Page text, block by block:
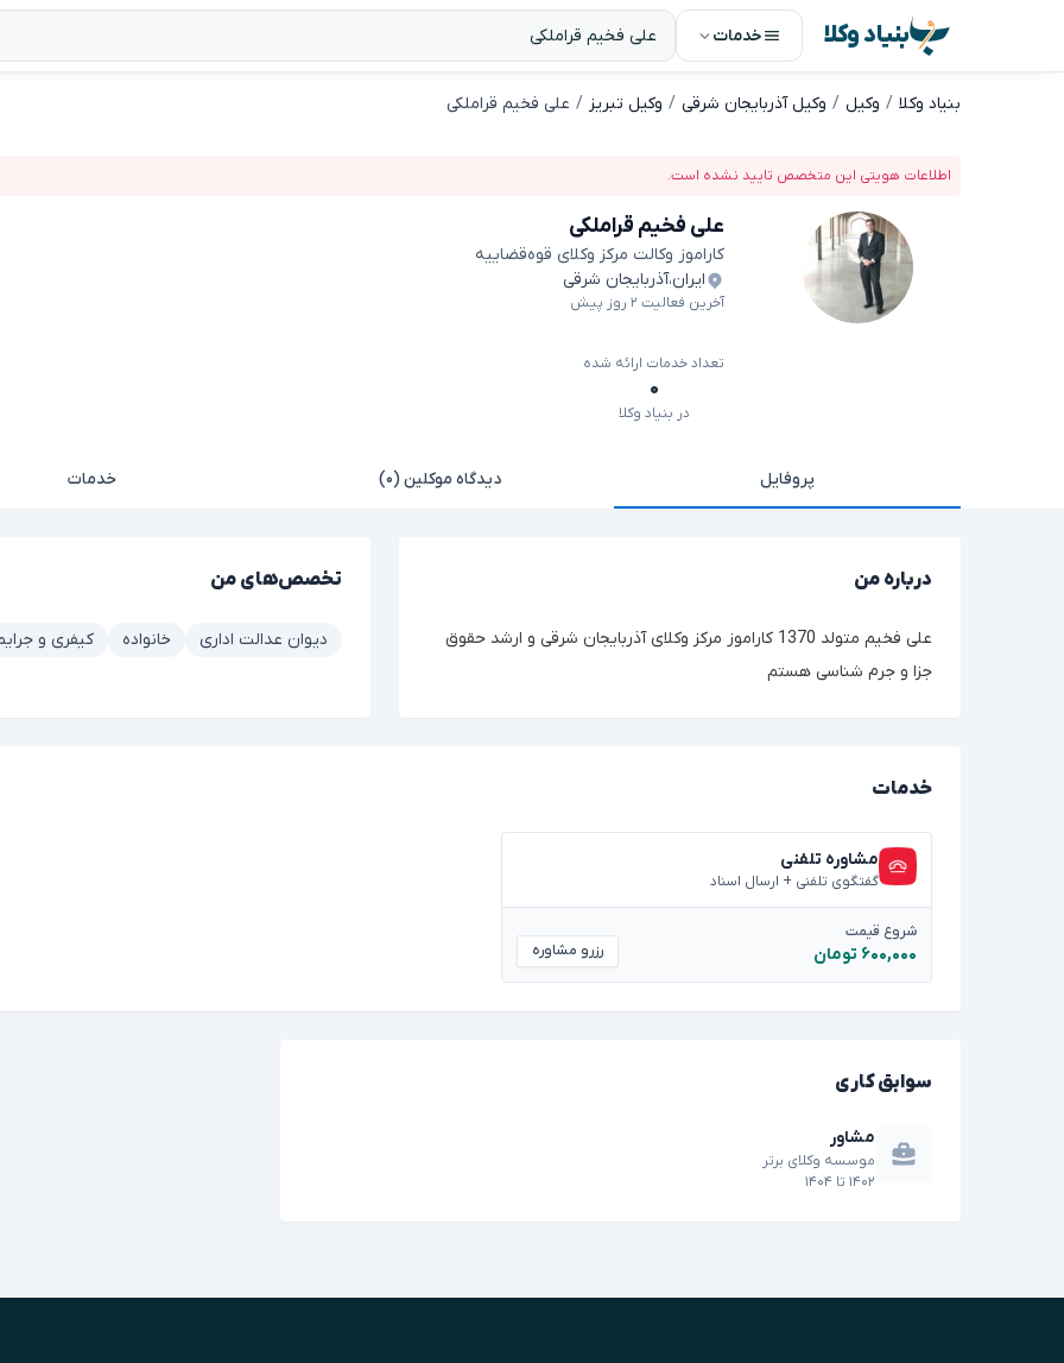
بنیاد وکلا خدمات
بنیاد وکلا وکیل وکیل آذربایجان شرقی وکیل تبریز علی فخیم قراملکی
اطلاعات هویتی این متخصص تایید نشده است.
علی فخیم قراملکی
کاراموز وکالت مرکز وکلای قوه‌قضاییه
ایران،آذربایجان شرقی
آخرین فعالیت ۲ روز پیش
تعداد خدمات ارائه شده
۰
در بنیاد وکلا
پروفایل دیدگاه موکلین (۰) خدمات
درباره من
علی فخیم متولد 1370 کاراموز مرکز وکلای آذربایجان شرقی و ارشد حقوق
جزا و جرم شناسی هستم
تخصص‌های من
دیوان عدالت اداری خانواده کیفری و
خدمات
مشاوره تلفنی
گفتگوی تلفنی + ارسال اسناد
شروع قیمت
۶۰۰,۰۰۰ تومان رزرو مشاوره
سوابق کاری
مشاور
موسسه وکلای برتر
۱۴۰۲ تا ۱۴۰۴